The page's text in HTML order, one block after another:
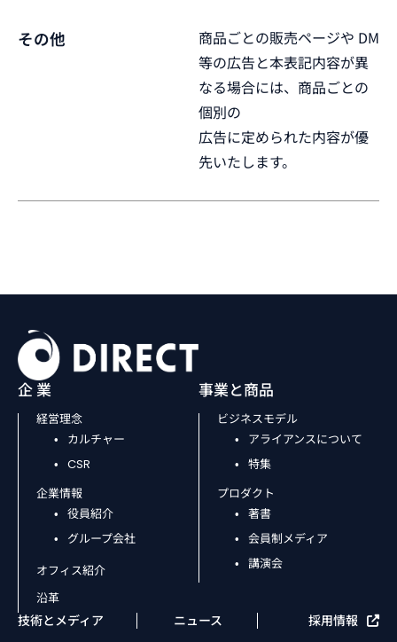
その他
商品ごとの販売ページや DM
等の広告と本表記内容が異
なる場合には、商品ごとの
個別の
広告に定められた内容が優
先いたします。
企 業
経営理念
カルチャー
CSR
企業情報
役員紹介
グループ会社
オフィス紹介
沿革
事業と商品
ビジネスモデル
アライアンスについて
特集
プロダクト
著書
会員制メディア
講演会
技術とメディア ニュース 採用情報